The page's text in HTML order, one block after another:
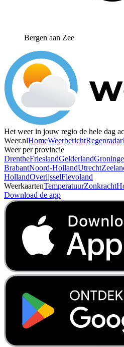
Bergen aan Zee
Het weer in jouw regio de hele dag
Weer.nlHomeWeerberichtRegenradar
Weer per provincie
DrentheFrieslandGelderland
BrabantNoord-HollandUtrecht
HollandOverijsselFlevoland
WeerkaartenTemperatuurZonkracht
Download de app